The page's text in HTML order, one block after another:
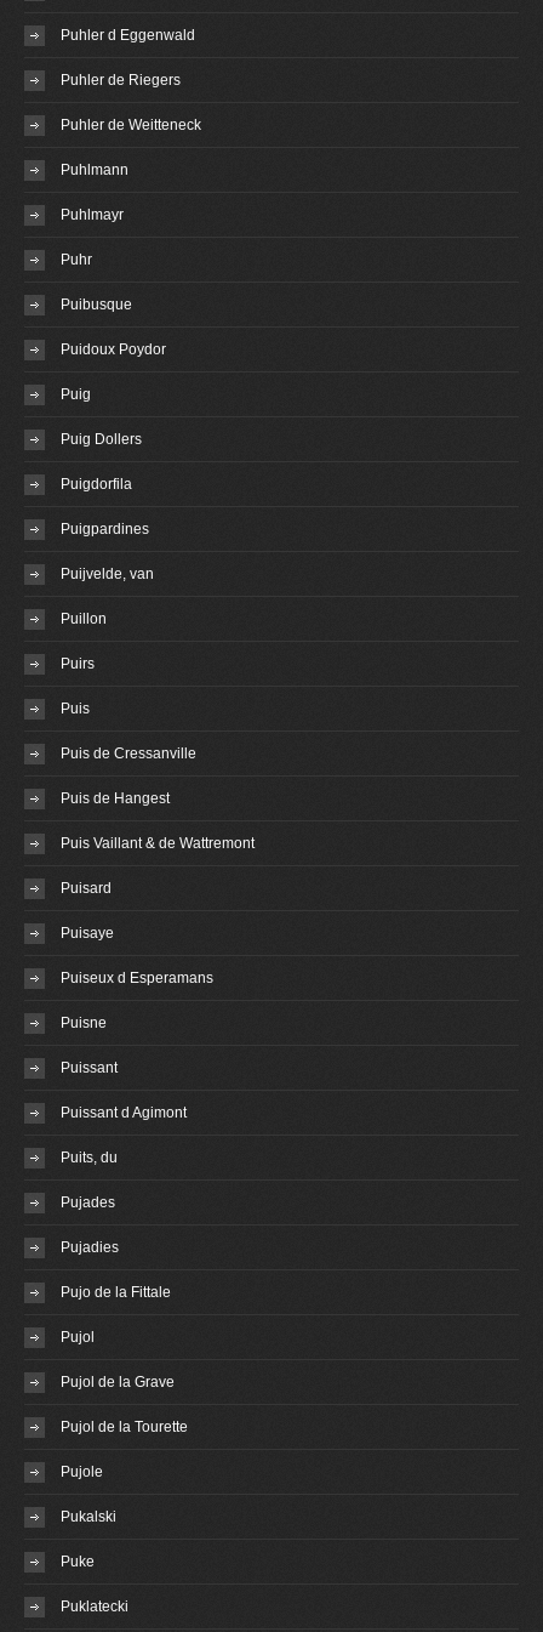
Puhler d Eggenwald
Puhler de Riegers
Puhler de Weitteneck
Puhlmann
Puhlmayr
Puhr
Puibusque
Puidoux Poydor
Puig
Puig Dollers
Puigdorfila
Puigpardines
Puijvelde, van
Puillon
Puirs
Puis
Puis de Cressanville
Puis de Hangest
Puis Vaillant & de Wattremont
Puisard
Puisaye
Puiseux d Esperamans
Puisne
Puissant
Puissant d Agimont
Puits, du
Pujades
Pujadies
Pujo de la Fittale
Pujol
Pujol de la Grave
Pujol de la Tourette
Pujole
Pukalski
Puke
Puklatecki